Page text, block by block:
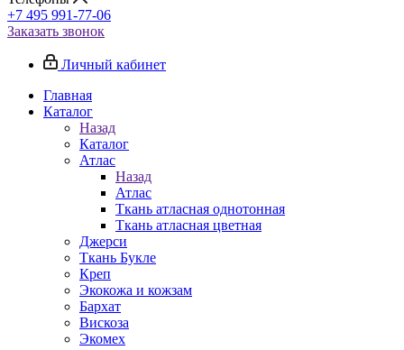
+7 495 991-77-06
Заказать звонок
Личный кабинет
Главная
Каталог
Назад
Каталог
Атлас
Назад
Атлас
Ткань атласная однотонная
Ткань атласная цветная
Джерси
Ткань Букле
Креп
Экокожа и кожзам
Бархат
Вискоза
Экомех